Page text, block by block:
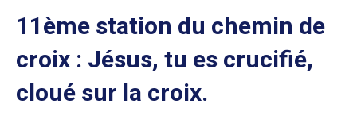
11ème station du chemin de
croix : Jésus, tu es crucifié,
cloué sur la croix.